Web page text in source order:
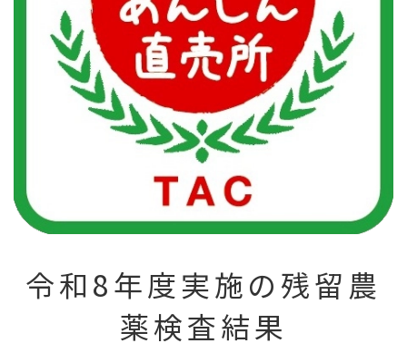
令和8年度実施の残留農
薬検査結果